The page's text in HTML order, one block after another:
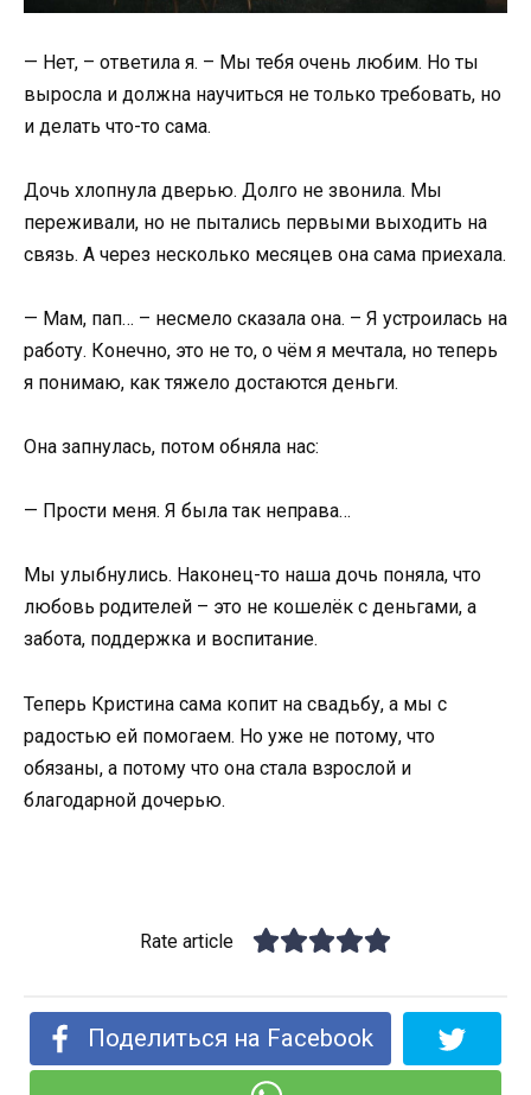
— Нет, – ответила я. – Мы тебя очень любим. Но ты
выросла и должна научиться не только требовать, но
и делать что-то сама.
Дочь хлопнула дверью. Долго не звонила. Мы
переживали, но не пытались первыми выходить на
связь. А через несколько месяцев она сама приехала.
— Мам, пап… – несмело сказала она. – Я устроилась на
работу. Конечно, это не то, о чём я мечтала, но теперь
я понимаю, как тяжело достаются деньги.
Она запнулась, потом обняла нас:
— Прости меня. Я была так неправа…
Мы улыбнулись. Наконец-то наша дочь поняла, что
любовь родителей – это не кошелёк с деньгами, а
забота, поддержка и воспитание.
Теперь Кристина сама копит на свадьбу, а мы с
радостью ей помогаем. Но уже не потому, что
обязаны, а потому что она стала взрослой и
благодарной дочерью.
Rate article
Поделиться на Facebook